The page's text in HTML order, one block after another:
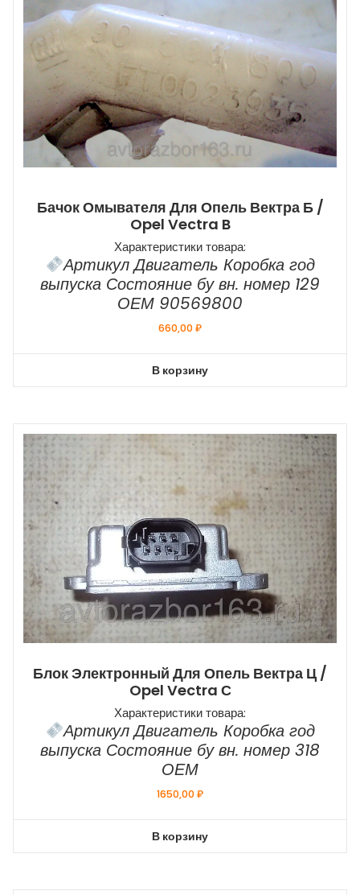
Бачок Омывателя Для Опель Вектра Б /
Opel Vectra B
Характеристики товара:
Артикул Двигатель Коробка год
выпуска Состояние бу вн. номер 129
ОЕМ 90569800
660,00₽
В корзину
Блок Электронный Для Опель Вектра Ц /
Opel Vectra С
Характеристики товара:
Артикул Двигатель Коробка год
выпуска Состояние бу вн. номер 318
ОЕМ
1650,00₽
В корзину